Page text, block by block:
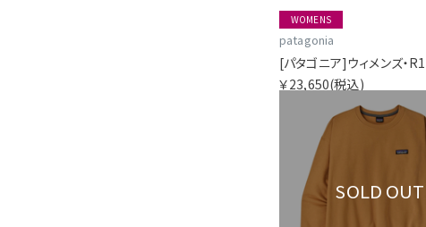
WOMENS
patagonia
￥23,650(税込)
SOLD OUT